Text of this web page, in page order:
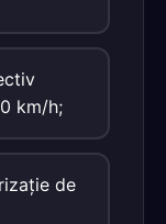
km/h;
de